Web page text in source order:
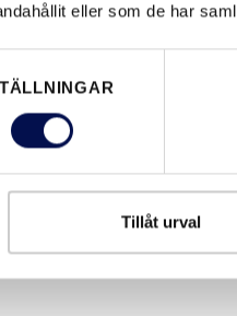
eller som de har
Tillåt urval